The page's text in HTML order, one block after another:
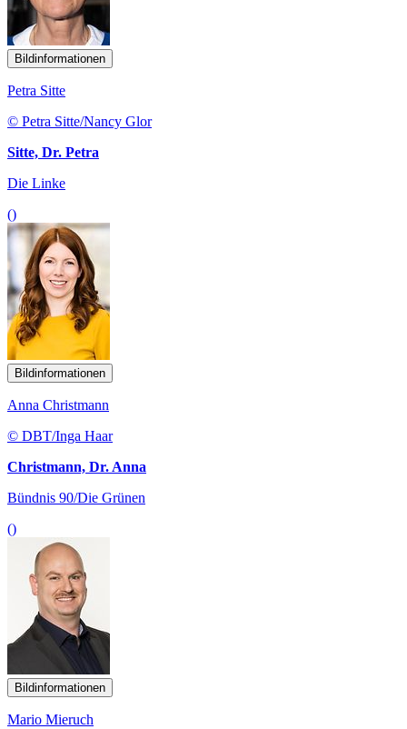
Bildinformationen
Petra Sitte
© Petra Sitte/Nancy Glor
Sitte, Dr. Petra
Die Linke
()
Bildinformationen
Anna Christmann
© DBT/Inga Haar
Christmann, Dr. Anna
Bündnis 90/Die Grünen
()
Bildinformationen
Mario Mieruch